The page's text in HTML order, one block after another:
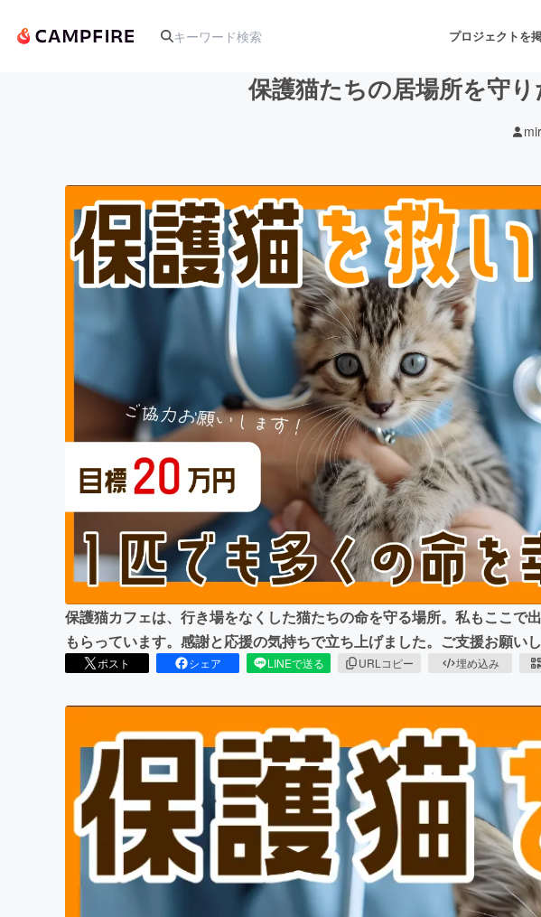
プロジェクトを
アート・写真 音楽
テクノロジー・ガジェット ゲーム・サービス開
映像・映画 書籍・雑誌出版
ビジネス・起業 チャレンジ
まちづくり・地域活性化
CAMPFIRE
CAMPFIRE
保護猫たちの居場所を守
保護猫カフェは、行き場をなくした猫たちの命を守る場所。私もここで
もらっています。感謝と応援の気持ちで立ち上げました。ご支援お願い
ポスト シェア LINEで送る URLコピー 埋め込み